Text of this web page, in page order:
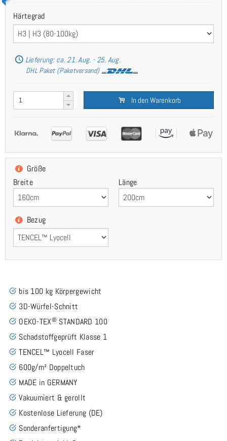
Härtegrad
Lieferung: ca. 21. Aug. - 25. Aug.
DHL Paket (Paketversand)
In den Warenkorb
Größe
Breite
Länge
Bezug
bis 100 kg Körpergewicht
3D-Würfel-Schnitt
OEKO-TEX® STANDARD 100
Schadstoffgeprüft Klasse 1
TENCEL™ Lyocell Faser
600g/m² Doppeltuch
MADE in GERMANY
Vakuumiert & gerollt
Kostenlose Lieferung (DE)
Sonderanfertigung*